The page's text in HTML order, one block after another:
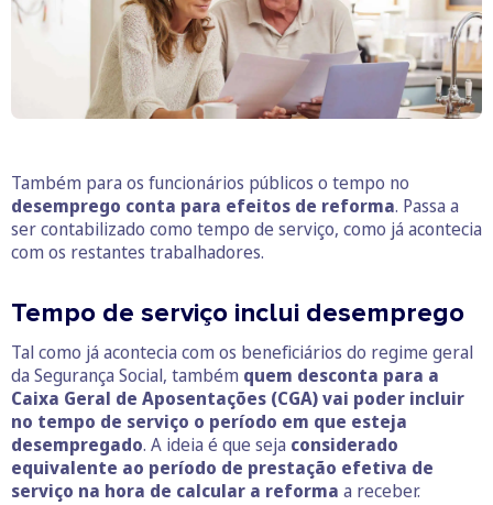
Também para os funcionários públicos o tempo no
desemprego conta para efeitos de reforma. Passa a
ser contabilizado como tempo de serviço, como já acontecia
com os restantes trabalhadores.
Tempo de serviço inclui desemprego
Tal como já acontecia com os beneficiários do regime geral
da Segurança Social, também quem desconta para a
Caixa Geral de Aposentações (CGA) vai poder incluir
no tempo de serviço o período em que esteja
desempregado. A ideia é que seja considerado
equivalente ao período de prestação efetiva de
serviço na hora de calcular a reforma a receber.